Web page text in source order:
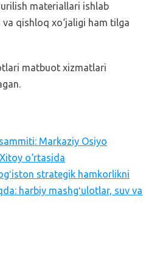
materiallari ishlab
qishloq xo‘jaligi ham tilga
matbuot xizmatlari
Markaziy Osiyo
o‘rtasida
strategik hamkorlikni
harbiy mashgʻulotlar, suv va